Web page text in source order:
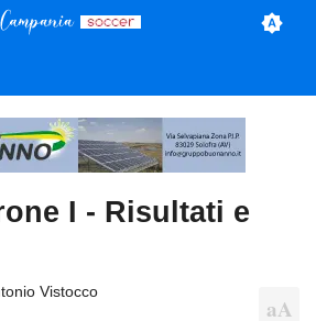
I - Risultati e
Vistocco